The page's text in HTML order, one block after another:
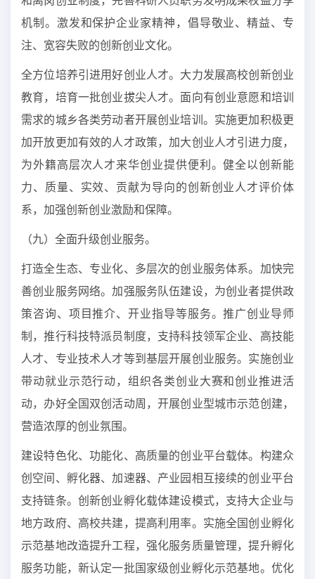
机制。激发和保护企业家精神，倡导敬业、精益、专
注、宽容失败的创新创业文化。
全方位培养引进用好创业人才。大力发展高校创新创业
教育，培育一批创业拔尖人才。面向有创业意愿和培训
需求的城乡各类劳动者开展创业培训。实施更加积极更
加开放更加有效的人才政策，加大创业人才引进力度，
为外籍高层次人才来华创业提供便利。健全以创新能
力、质量、实效、贡献为导向的创新创业人才评价体
系，加强创新创业激励和保障。
（九）全面升级创业服务。
打造全生态、专业化、多层次的创业服务体系。加快完
善创业服务网络。加强服务队伍建设，为创业者提供政
策咨询、项目推介、开业指导等服务。推广创业导师
制，推行科技特派员制度，支持科技领军企业、高技能
人才、专业技术人才等到基层开展创业服务。实施创业
带动就业示范行动，组织各类创业大赛和创业推进活
动，办好全国双创活动周，开展创业型城市示范创建，
营造浓厚的创业氛围。
建设特色化、功能化、高质量的创业平台载体。构建众
创空间、孵化器、加速器、产业园相互接续的创业平台
支持链条。创新创业孵化载体建设模式，支持大企业与
地方政府、高校共建，提高利用率。实施全国创业孵化
示范基地改造提升工程，强化服务质量管理，提升孵化
服务功能，新认定一批国家级创业孵化示范基地。优化